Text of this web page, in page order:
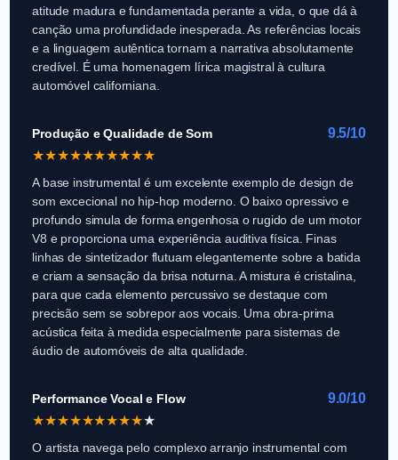
atitude madura e fundamentada perante a vida, o que dá à
canção uma profundidade inesperada. As referências locais
e a linguagem autêntica tornam a narrativa absolutamente
credível. É uma homenagem lírica magistral à cultura
automóvel californiana.
Produção e Qualidade de Som
9.5/10
★★★★★★★★★★
A base instrumental é um excelente exemplo de design de
som excecional no hip-hop moderno. O baixo opressivo e
profundo simula de forma engenhosa o rugido de um motor
V8 e proporciona uma experiência auditiva física. Finas
linhas de sintetizador flutuam elegantemente sobre a batida
e criam a sensação da brisa noturna. A mistura é cristalina,
para que cada elemento percussivo se destaque com
precisão sem se sobrepor aos vocais. Uma obra-prima
acústica feita à medida especialmente para sistemas de
áudio de automóveis de alta qualidade.
Performance Vocal e Flow
9.0/10
★★★★★★★★★★
O artista navega pelo complexo arranjo instrumental com